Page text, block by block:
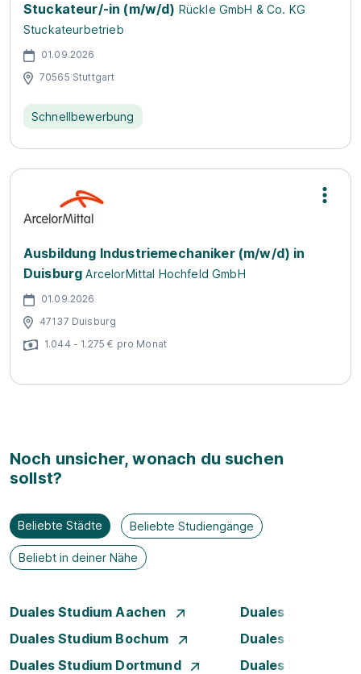
Stuckateur/-in (m/w/d) Rückle GmbH & Co. KG
Stuckateurbetrieb
01.09.2026
70565 Stuttgart
Schnellbewerbung
Ausbildung Industriemechaniker (m/w/d) in
Duisburg ArcelorMittal Hochfeld GmbH
01.09.2026
47137 Duisburg
1.044 - 1.275 € pro Monat
Noch unsicher, wonach du suchen
sollst?
Beliebte Städte Beliebte Studiengänge
Beliebt in deiner Nähe
Duales Studium Aachen
Duales Studium
Duales Studium Bochum
Duales Studium
Duales Studium Dortmund
Duales Studium